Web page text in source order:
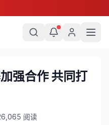
强合作 共同打
阅读